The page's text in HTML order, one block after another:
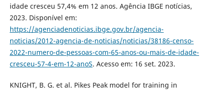
idade cresceu 57,4% em 12 anos. Agência IBGE notícias,
2023. Disponível em:
https://agenciadenoticias.ibge.gov.br/agencia-
noticias/2012-agencia-de-noticias/noticias/38186-censo-
2022-numero-de-pessoas-com-65-anos-ou-mais-de-idade-
cresceu-57-4-em-12-anoS. Acesso em: 16 set. 2023.
KNIGHT, B. G. et al. Pikes Peak model for training in